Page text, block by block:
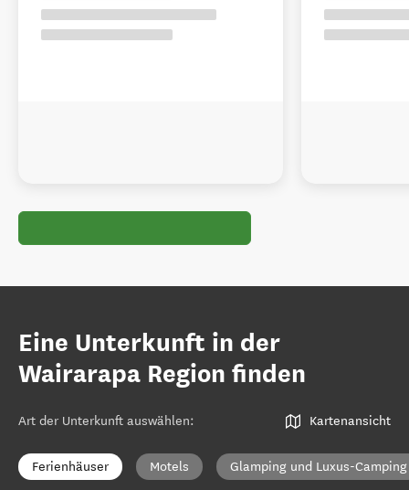
Eine Unterkunft in der
Wairarapa Region finden
Art der Unterkunft auswählen: Kartenansicht
Ferienhäuser Motels Glamping und Luxus-Camping